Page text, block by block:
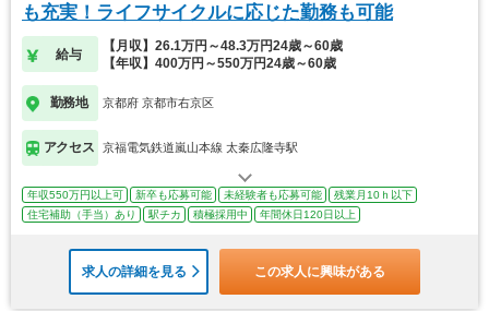
も充実！ライフサイクルに応じた勤務も可能
給与
【月収】26.1万円～48.3万円24歳～60歳
【年収】400万円～550万円24歳～60歳
勤務地 京都府 京都市右京区
アクセス 京福電気鉄道嵐山本線 太秦広隆寺駅
年収550万円以上可 新卒も応募可能 未経験者も応募可能
残業月10ｈ以下
住宅補助（手当）あり
駅チカ 積極採用中 年間休日120日以上
求人の詳細を見る この求人に興味がある